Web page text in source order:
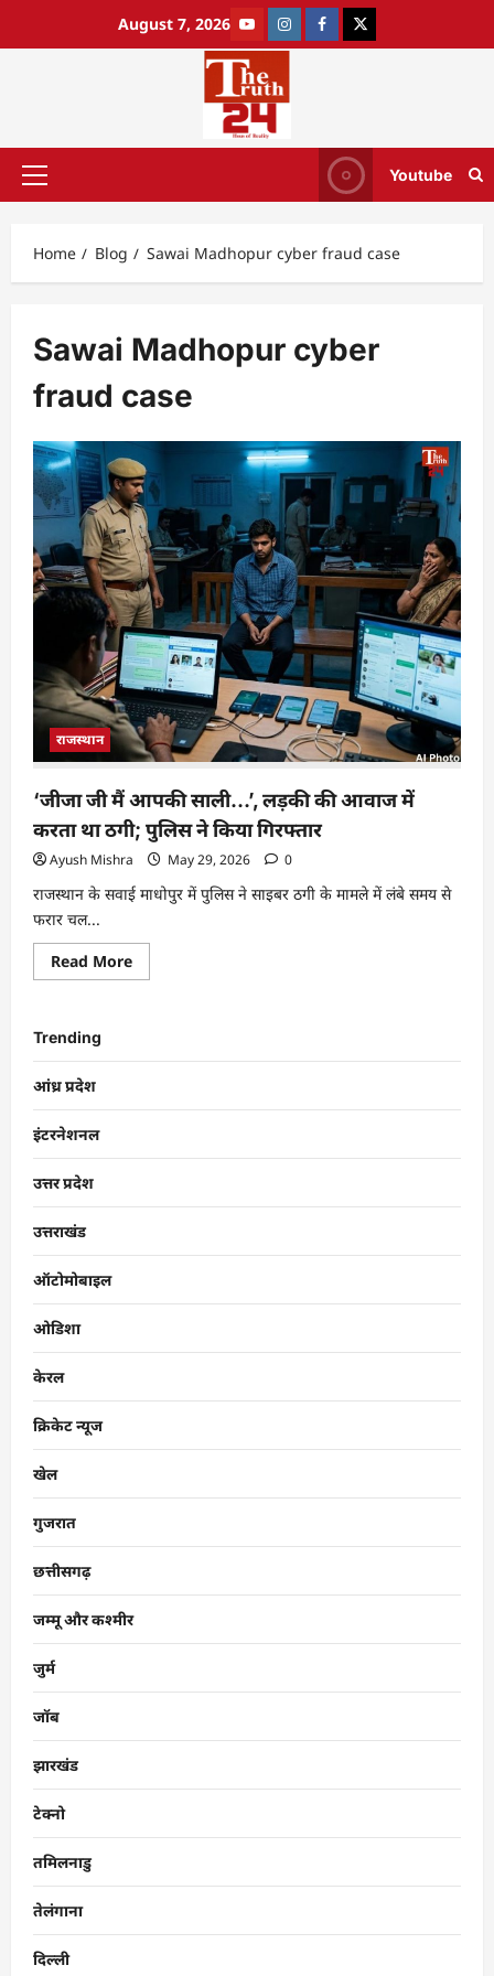
August 7, 2026
Youtube
Home Blog Sawai Madhopur cyber fraud case
Sawai Madhopur cyber
fraud case
राजस्थान
‘जीजा जी मैं आपकी साली…’, लड़की की आवाज में
करता था ठगी; पुलिस ने किया गिरफ्तार
Ayush Mishra May 29, 2026 0
राजस्थान के सवाई माधोपुर में पुलिस ने साइबर ठगी के मामले में लंबे समय से
फरार चल...
Read More
Trending
आंध्र प्रदेश
इंटरनेशनल
उत्तर प्रदेश
उत्तराखंड
ऑटोमोबाइल
ओडिशा
केरल
क्रिकेट न्यूज
खेल
गुजरात
छत्तीसगढ़
जम्मू और कश्मीर
जुर्म
जॉब
झारखंड
टेक्नो
तमिलनाडु
तेलंगाना
दिल्ली